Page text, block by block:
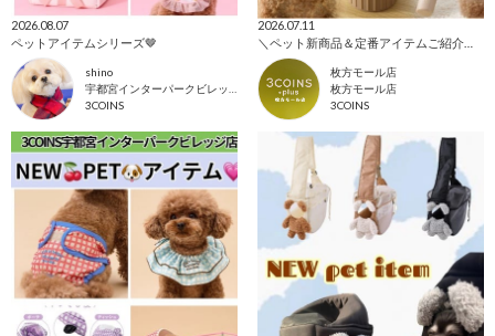
2026.08.07
ペットアイテムシリーズ🤎
shino
3COINS
2026.07.11
＼ペット新商品＆定番アイテムご紹介！／
枚方モール店
枚方モール店
3COINS